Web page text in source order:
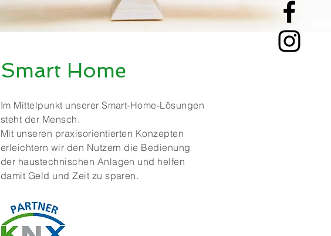
Smart Home
Im Mittelpunkt unserer Smart-Home-Lösungen
steht der Mensch.
Mit unseren praxisorientierten Konzepten
erleichtern wir den Nutzern die Bedienung
der haustechnischen Anlagen und helfen
damit Geld und Zeit zu sparen.